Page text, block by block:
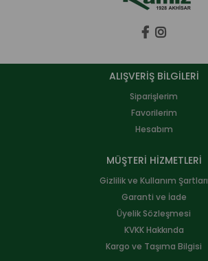
ALIŞVERİŞ BİLGİLERİ
Siparişlerim
Favorilerim
Hesabım
MÜŞTERİ HİZMETLERİ
Gizlilik ve Kullanım Şartları
Garanti ve İade
Üyelik Sözleşmesi
KVKK Hakkında
Kargo ve Taşıma Bilgisi